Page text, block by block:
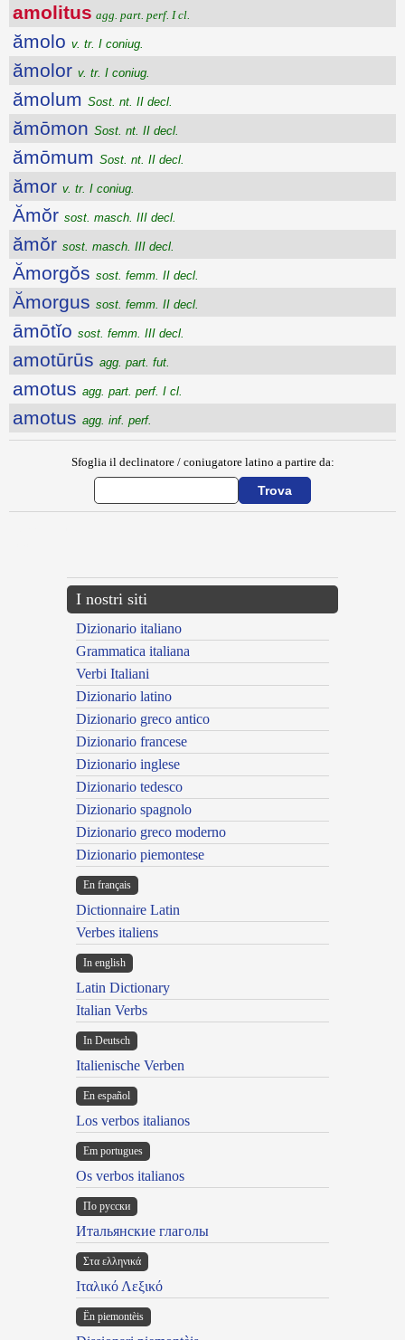
amolitus agg. part. perf. I cl.
ămolo v. tr. I coniug.
ămolor v. tr. I coniug.
ămolum Sost. nt. II decl.
ămōmon Sost. nt. II decl.
ămōmum Sost. nt. II decl.
ămor v. tr. I coniug.
Ămŏr sost. masch. III decl.
ămŏr sost. masch. III decl.
Ămorgŏs sost. femm. II decl.
Ămorgus sost. femm. II decl.
āmōtĭo sost. femm. III decl.
amotūrūs agg. part. fut.
amotus agg. part. perf. I cl.
amotus agg. inf. perf.
Sfoglia il declinatore / coniugatore latino a partire da:
I nostri siti
Dizionario italiano
Grammatica italiana
Verbi Italiani
Dizionario latino
Dizionario greco antico
Dizionario francese
Dizionario inglese
Dizionario tedesco
Dizionario spagnolo
Dizionario greco moderno
Dizionario piemontese
En français
Dictionnaire Latin
Verbes italiens
In english
Latin Dictionary
Italian Verbs
In Deutsch
Italienische Verben
En español
Los verbos italianos
Em portugues
Os verbos italianos
По русски
Итальянские глаголы
Στα ελληνικά
Ιταλικό Λεξικό
Ën piemontèis